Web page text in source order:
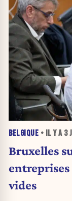
BELGIQUE • IL Y A 3
Bruxelles
entreprises
vides